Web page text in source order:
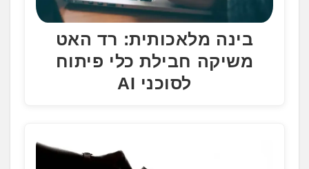
בינה מלאכותית: רד האט
משיקה חבילת כלי פיתוח
לסוכני AI